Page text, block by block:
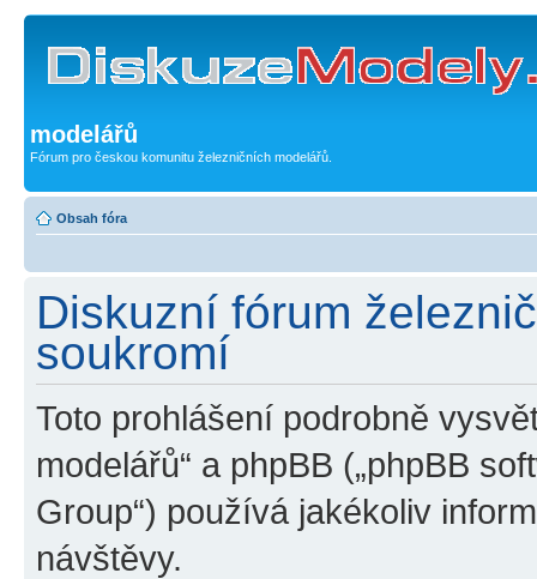
modelářů
Fórum pro českou komunitu železničních modelářů.
Obsah fóra
Diskuzní fórum
soukromí
Toto prohlášení podrobně
modelářů“ a phpBB („phpBB
Group“) používá jakékoliv
návštěvy.